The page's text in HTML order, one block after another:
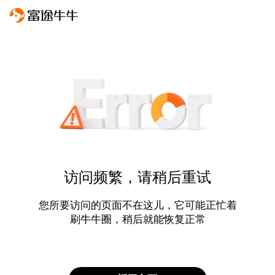
访问频繁，请稍后重试
您所要访问的页面不在这儿，它可能正忙着
刷牛牛圈，稍后就能恢复正常